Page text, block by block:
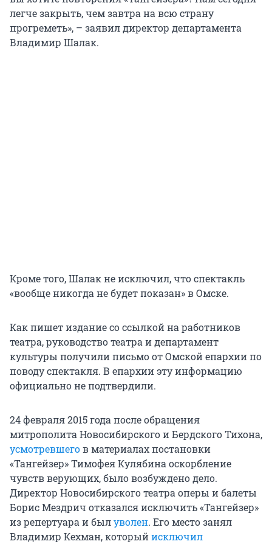
легче закрыть, чем завтра на всю страну
прогреметь», – заявил директор департамента
Владимир Шалак.
Кроме того, Шалак не исключил, что спектакль
«вообще никогда не будет показан» в Омске.
Как пишет издание со ссылкой на работников
театра, руководство театра и департамент
культуры получили письмо от Омской епархии по
поводу спектакля. В епархии эту информацию
официально не подтвердили.
24 февраля 2015 года после обращения
митрополита Новосибирского и Бердского Тихона,
усмотревшегов материалах постановки
«Тангейзер» Тимофея Кулябина оскорбление
чувств верующих, было возбуждено дело.
Директор Новосибирского театра оперы и балеты
Борис Мездрич отказался исключить «Тангейзер»
из репертуара и былуволен. Его место занял
Владимир Кехман, которыйисключил